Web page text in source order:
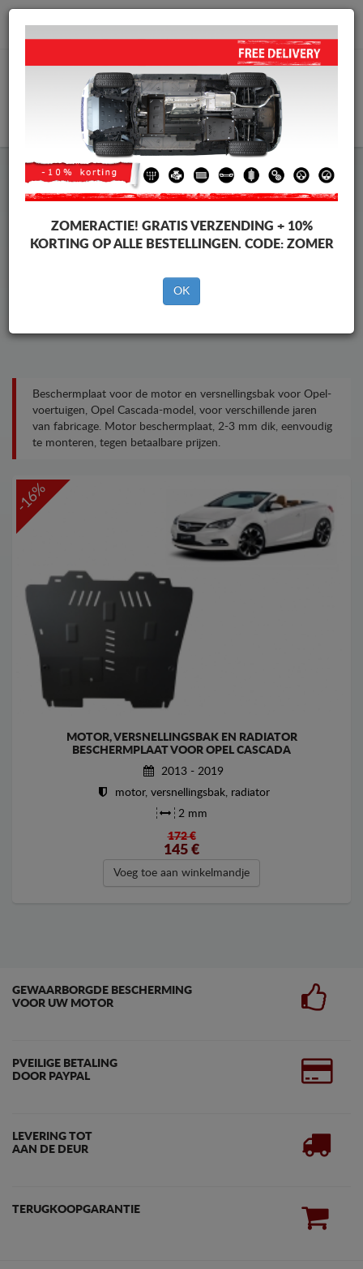
info@motorbeschermplaat.com
WINKELWAGEN
Beschermplaat Onder Auto
Opel Cascada
Beschermplaat voor de motor en versnellingsbak voor Opel-
voertuigen, Opel Cascada-model, voor verschillende jaren
van fabricage. Motor beschermplaat, 2-3 mm dik, eenvoudig
te monteren, tegen betaalbare prijzen.
-16%
MOTOR, VERSNELLINGSBAK EN RADIATOR
BESCHERMPLAAT VOOR OPEL CASCADA
2013 - 2019
motor, versnellingsbak, radiator
2 mm
172 €
145 €
Voeg toe aan winkelmandje
GEWAARBORGDE BESCHERMING
VOOR UW MOTOR
PVEILIGE BETALING
DOOR PAYPAL
LEVERING TOT
AAN DE DEUR
TERUGKOOPGARANTIE
ZOMERACTIE! GRATIS VERZENDING + 10%
KORTING OP ALLE BESTELLINGEN. CODE: ZOMER
OK